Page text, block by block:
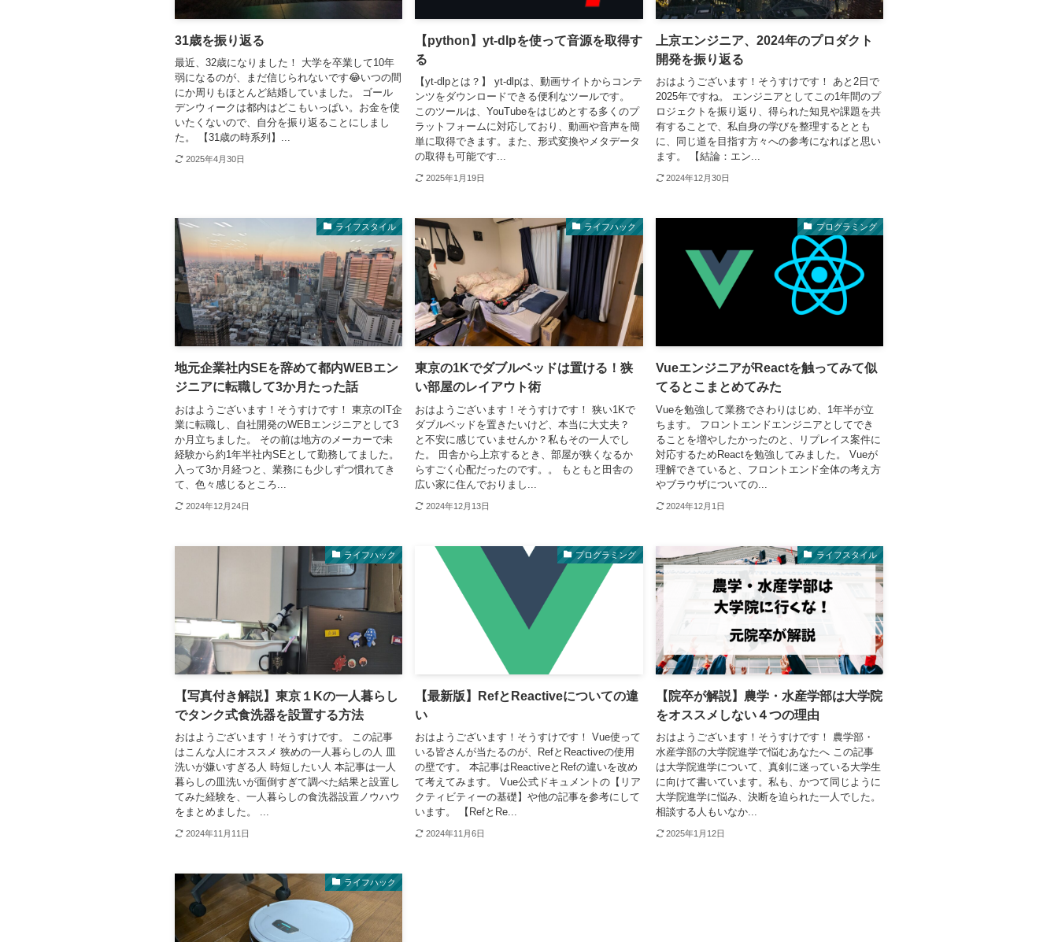
31歳を振り返る
最近、32歳になりました！ 大学を卒業して10年
弱になるのが、まだ信じられないです😂いつの間
にか周りもほとんど結婚していました。 ゴール
デンウィークは都内はどこもいっぱい。お金を使
いたくないので、自分を振り返ることにしまし
た。 【31歳の時系列】...
2025年4月30日
【python】yt-dlpを使って音源を取得す
る
【yt-dlpとは？】 yt-dlpは、動画サイトからコンテ
ンツをダウンロードできる便利なツールです。
このツールは、YouTubeをはじめとする多くのプ
ラットフォームに対応しており、動画や音声を簡
単に取得できます。また、形式変換やメタデータ
の取得も可能です...
2025年1月19日
上京エンジニア、2024年のプロダクト
開発を振り返る
おはようございます！そうすけです！ あと2日で
2025年ですね。 エンジニアとしてこの1年間のプ
ロジェクトを振り返り、得られた知見や課題を共
有することで、私自身の学びを整理するととも
に、同じ道を目指す方々への参考になればと思い
ます。 【結論：エン...
2024年12月30日
ライフスタイル
地元企業社内SEを辞めて都内WEBエン
ジニアに転職して3か月たった話
おはようございます！そうすけです！ 東京のIT企
業に転職し、自社開発のWEBエンジニアとして3
か月立ちました。 その前は地方のメーカーで未
経験から約1年半社内SEとして勤務してました。
入って3か月経つと、業務にも少しずつ慣れてき
て、色々感じるところ...
2024年12月24日
ライフハック
東京の1Kでダブルベッドは置ける！狭
い部屋のレイアウト術
おはようございます！そうすけです！ 狭い1Kで
ダブルベッドを置きたいけど、本当に大丈夫？
と不安に感じていませんか？私もその一人でし
た。 田舎から上京するとき、部屋が狭くなるか
らすごく心配だったのです。。 もともと田舎の
広い家に住んでおりまし...
2024年12月13日
プログラミング
VueエンジニアがReactを触ってみて似
てるとこまとめてみた
Vueを勉強して業務でさわりはじめ、1年半が立
ちます。 フロントエンドエンジニアとしてでき
ることを増やしたかったのと、リプレイス案件に
対応するためReactを勉強してみました。 Vueが
理解できていると、フロントエンド全体の考え方
やブラウザについての...
2024年12月1日
ライフハック
【写真付き解説】東京１Kの一人暮らし
でタンク式食洗器を設置する方法
おはようございます！そうすけです。 この記事
はこんな人にオススメ 狭めの一人暮らしの人 皿
洗いが嫌いすぎる人 時短したい人 本記事は一人
暮らしの皿洗いが面倒すぎて調べた結果と設置し
てみた経験を、一人暮らしの食洗器設置ノウハウ
をまとめました。 ...
2024年11月11日
プログラミング
【最新版】RefとReactiveについての違
い
おはようございます！そうすけです！ Vue使って
いる皆さんが当たるのが、RefとReactiveの使用
の壁です。 本記事はReactiveとRefの違いを改め
て考えてみます。 Vue公式ドキュメントの【リア
クティビティーの基礎】や他の記事を参考にして
います。 【RefとRe...
2024年11月6日
ライフスタイル
【院卒が解説】農学・水産学部は大学院
をオススメしない４つの理由
おはようございます！そうすけです！ 農学部・
水産学部の大学院進学で悩むあなたへ この記事
は大学院進学について、真剣に迷っている大学生
に向けて書いています。私も、かつて同じように
大学院進学に悩み、決断を迫られた一人でした。
相談する人もいなか...
2025年1月12日
ライフハック